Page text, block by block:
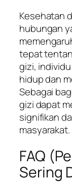
Kesehatan
hubungan
tepat
gizi,
hidup dan
Sebagai
gizi dapat
signifikan
masyarakat.
FAQ
Sering